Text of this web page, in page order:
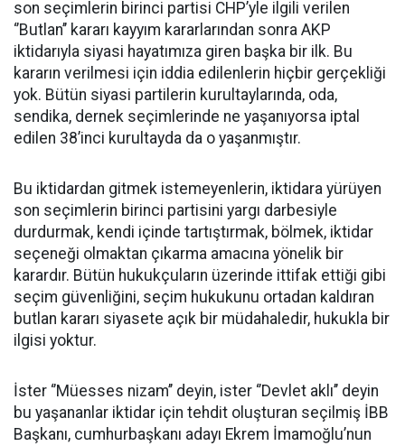
son seçimlerin birinci partisi CHP’yle ilgili verilen
‘’Butlan’’ kararı kayyım kararlarından sonra AKP
iktidarıyla siyasi hayatımıza giren başka bir ilk. Bu
kararın verilmesi için iddia edilenlerin hiçbir gerçekliği
yok. Bütün siyasi partilerin kurultaylarında, oda,
sendika, dernek seçimlerinde ne yaşanıyorsa iptal
edilen 38’inci kurultayda da o yaşanmıştır.
Bu iktidardan gitmek istemeyenlerin, iktidara yürüyen
son seçimlerin birinci partisini yargı darbesiyle
durdurmak, kendi içinde tartıştırmak, bölmek, iktidar
seçeneği olmaktan çıkarma amacına yönelik bir
karardır. Bütün hukukçuların üzerinde ittifak ettiği gibi
seçim güvenliğini, seçim hukukunu ortadan kaldıran
butlan kararı siyasete açık bir müdahaledir, hukukla bir
ilgisi yoktur.
İster ‘’Müesses nizam’’ deyin, ister ‘’Devlet aklı’’ deyin
bu yaşananlar iktidar için tehdit oluşturan seçilmiş İBB
Başkanı, cumhurbaşkanı adayı Ekrem İmamoğlu’nun